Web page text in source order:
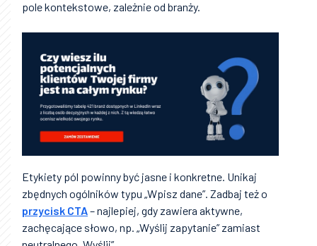
pole kontekstowe, zależnie od branży.
Etykiety pól powinny być jasne i konkretne. Unikaj
zbędnych ogólników typu „Wpisz dane”. Zadbaj też o
przycisk CTA– najlepiej, gdy zawiera aktywne,
zachęcające słowo, np. „Wyślij zapytanie” zamiast